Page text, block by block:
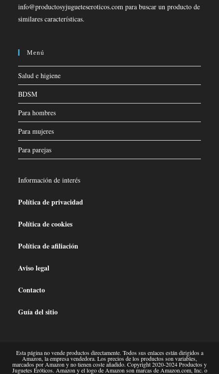
info@productosyjugueteseroticos.com para buscar un producto de
similares características.
Menú
Salud e higiene
BDSM
Para hombres
Para mujeres
Para parejas
Información de interés
Política de privacidad
Política de cookies
Política de afiliación
Aviso legal
Contacto
Guía del sitio
Esta página no vende productos directamente. Todos sus enlaces están dirigidos a
Amazon, la empresa vendedora. Los precios de los productos son variables,
marcados por Amazon y no tienen coste añadido. Copyright 2020-2024 Productos y
Juguetes Eróticos. Amazon y el logo de Amazon son marcas de Amazon.com, Inc. o